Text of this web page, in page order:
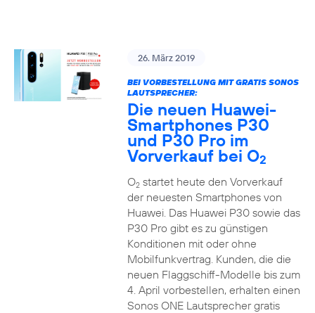
26. März 2019
BEI VORBESTELLUNG MIT GRATIS SONOS
LAUTSPRECHER:
Die neuen Huawei-
Smartphones P30
und P30 Pro im
Vorverkauf bei O2
O2startet heute den Vorverkauf
der neuesten Smartphones von
Huawei. Das Huawei P30 sowie das
P30 Pro gibt es zu günstigen
Konditionen mit oder ohne
Mobilfunkvertrag. Kunden, die die
neuen Flaggschiff-Modelle bis zum
4. April vorbestellen, erhalten einen
Sonos ONE Lautsprecher gratis